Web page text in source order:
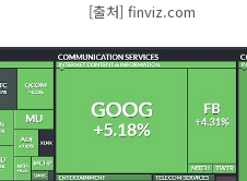
[출처] finviz.com